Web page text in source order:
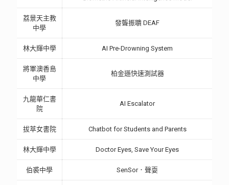
荔景天主教
中學
發聾振聵 DEAF
林大輝中學 AI Pre-Drowning System
將軍澳香島
中學
柏金遜快速測試器
九龍華仁書
院
AI Escalator
拔萃女書院 Chatbot for Students and Parents
林大輝中學 Doctor Eyes, Save Your Eyes
伯裘中學 SenSor．聲耍